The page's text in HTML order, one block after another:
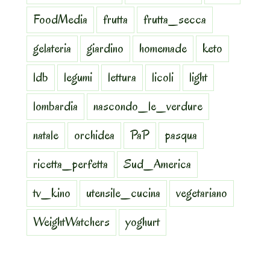
FoodMedia
frutta
frutta_secca
gelateria
giardino homemade
keto
ldb
legumi lettura licoli
light
lombardia
nascondo_le_verdure
natale
orchidea PaP
pasqua
ricetta_perfetta
Sud_America
tv_kino
utensile_cucina
vegetariano
WeightWatchers
yoghurt